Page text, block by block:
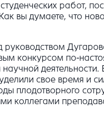
работ,
вы думаете, что
руководством
конкурсом по-
свое время и
плодотворного
коллегами